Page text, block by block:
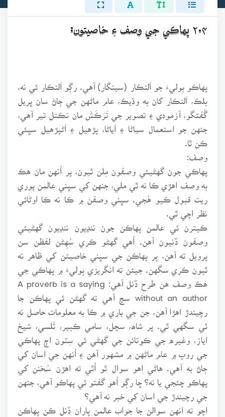
۲.۴ پهاڪي جي وصف ۽ خاصيتون:
پهاڪو ٻوليءَ جو اَلنڪار (سينگار) آهي. رڳو اَلنڪار ئي نه،
بلڪ، اَلنڪار کان به وڌيڪ، عام ماڻهن جي ڄاڻ سان ڀريل
گُفتگو، آزمودي ۽ تصوير جي تَرَڪَشَ مان نڪتل تير آهي،
جنهن جو استعمال سياڻا ۽ اَياڻا، پڙهيل ۽ اَڻپڙهيل سڀئي
ڪن ٿا.
وصف:
پهاڪي جون گهڻيئي وصفون مِلن ٿيون، پر اُنهن مان هڪ
به وصف اهڙي ڪا نه ٿي ملي، جنهن کي سڀني عالمن پوري
ريت قبول ڪيو هُجي. سڀني وصفن ۾ ڪا نه ڪا اوڻائي
نظر اچي ٿي.
ڪيترن ئي عالمن پهاڪن جون ننڍيون ننڍيون گهڻيئي
وصفون ڏنيون آهن. اُهي گهڻو ڪري سُهِڻن لفظن سن
پرويل ته آهن، پر پهاڪن جي سڀني خاصيتن کي ظاهر نه
ٿيون ڪري سگهن. جيئن ته انگريزي ٻوليءَ ۾ پهاڪي جي
هڪ وصف هن طرح ڏنل آهي: A proverb is a saying
without an author سچ آهي ته گهڻن ئي پهاڪن جا
رچيندڙ اهڙا آهن، جن جي باري ۾ ڪا به معلومات حاصل نه
ٿي سگهي ٿي. پر شاھ، سچل، سامي ڪبير، تُلسي، شيخ
اياز، وغيره جي ڪوِتائن جي گهڻي ئي سِٽون اڄ پهاڪي
جي روپ ۾ عام ماڻهن ۾ مشهور آهن ۽ اُنهن جي اسان کي
ڄاڻ به آهي. هاڻي اِهو سوال ٿو اُٿي ته اهڙن سُخنن کي
پهاڪو چئجي يا نه؟ ڇا رڳو اُهو گفتو ئي پهاڪو آهي، جنهن
جي رچيندڙ جي اسان کي خبر نه آهي؟
اچو ته انهن سوالن جا جواب عالمن پاران ڏنل ڪن پهاڪن